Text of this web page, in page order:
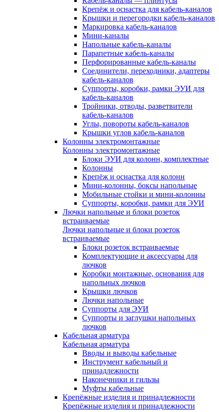
Крепёж и оснастка для кабель-каналов
Крышки и перегородки кабель-каналов
Маркировка кабель-каналов
Мини-каналы
Напольные кабель-каналы
Парапетные кабель-каналы
Перфорированные кабель-каналы
Соединители, переходники, адаптеры
кабель-каналов
Суппорты, коробки, рамки ЭУИ для
кабель-каналов
Тройники, отводы, разветвители
кабель-каналов
Углы, повороты кабель-каналов
Крышки углов кабель-каналов
Колонны электромонтажные
Колонны электромонтажные
Блоки ЭУИ для колонн, комплектные
Колонны
Крепёж и оснастка для колонн
Мини-колонны, боксы напольные
Мобильные стойки и мини-колонны
Суппорты, коробки, рамки для ЭУИ
Лючки напольные и блоки розеток
встраиваемые
Лючки напольные и блоки розеток
встраиваемые
Блоки розеток встраиваемые
Комплектующие и аксессуары для
лючков
Коробки монтажные, основания для
напольных лючков
Крышки лючков
Лючки напольные
Суппорты для ЭУИ
Суппорты и заглушки напольных
лючков
Кабельная арматура
Кабельная арматура
Вводы и выводы кабельные
Инструмент кабельный и
принадлежности
Наконечники и гильзы
Муфты кабельные
Крепёжные изделия и принадлежности
Крепёжные изделия и принадлежности